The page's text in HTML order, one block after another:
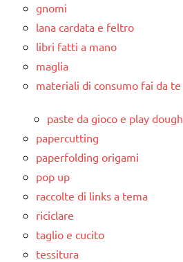
gnomi
lana cardata e feltro
libri fatti a mano
maglia
materiali di consumo fai da te
paste da gioco e play dough
papercutting
paperfolding origami
pop up
raccolte di links a tema
riciclare
taglio e cucito
tessitura